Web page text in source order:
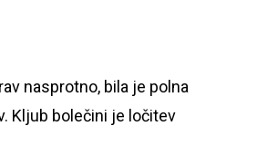
nasprotno, bila je polna
Kljub bolečini je ločitev